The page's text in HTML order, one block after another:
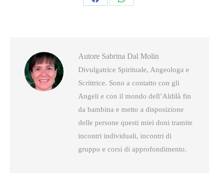
CondividiCondividi
Autore Sabrina Dal Molin
Divulgatrice Spirituale, Angeologa e
Scrittrice. Sono a contatto con gli
Angeli e con il mondo dell’Aldilà fin
da bambina e metto a disposizione
delle persone questi miei doni tramite
incontri individuali, incontri di
gruppo e corsi di approfondimento.